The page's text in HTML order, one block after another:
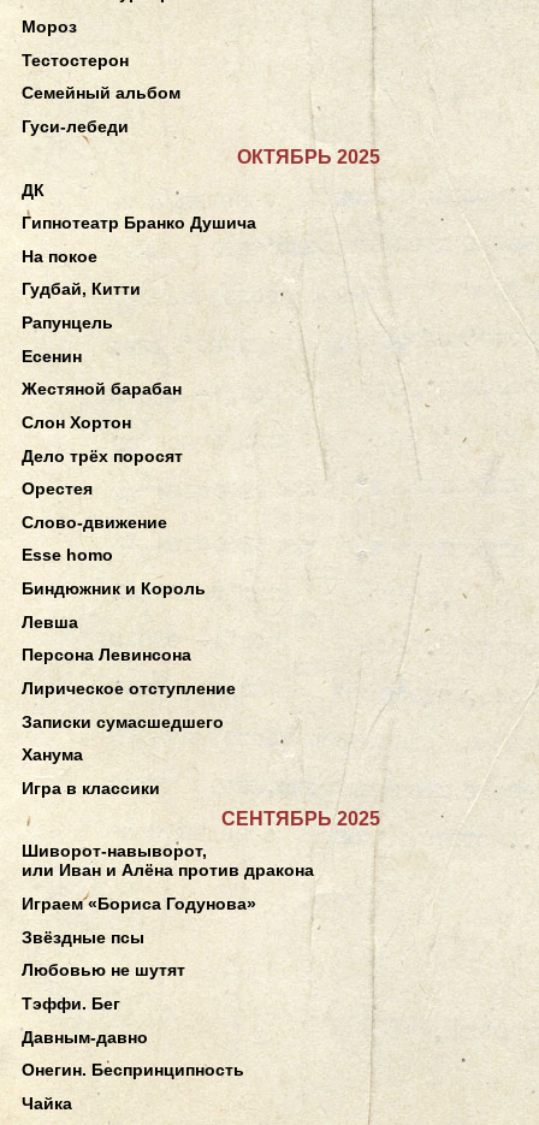
Мороз
Тестостерон
Семейный альбом
Гуси-лебеди
ОКТЯБРЬ 2025
ДК
Гипнотеатр Бранко Душича
На покое
Гудбай, Китти
Рапунцель
Есенин
Жестяной барабан
Слон Хортон
Дело трёх поросят
Орестея
Слово-движение
Esse homo
Биндюжник и Король
Левша
Персона Левинсона
Лирическое отступление
Записки сумасшедшего
Ханума
Игра в классики
СЕНТЯБРЬ 2025
Шиворот-навыворот,
или Иван и Алёна против дракона
Играем «Бориса Годунова»
Звёздные псы
Любовью не шутят
Тэффи. Бег
Давным-давно
Онегин. Беспринципность
Чайка